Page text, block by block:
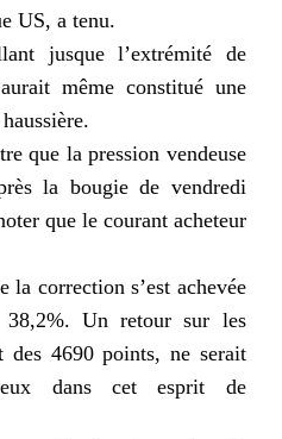
US, a tenu.
jusque l’extrémité de
même constitué une
que la pression vendeuse
la bougie de vendredi
que le courant acheteur
la correction s’est achevée
38,2%. Un retour sur les
4690 points, ne serait
dans cet esprit de